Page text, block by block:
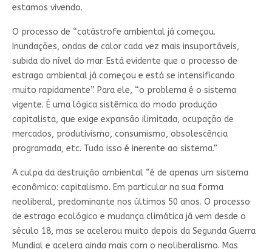
estamos vivendo.
O processo de “catástrofe ambiental já começou.
Inundações, ondas de calor cada vez mais insuportáveis,
subida do nível do mar. Está evidente que o processo de
estrago ambiental já começou e está se intensificando
muito rapidamente”. Para ele, “o problema é o sistema
vigente. É uma lógica sistêmica do modo produção
capitalista, que exige expansão ilimitada, ocupação de
mercados, produtivismo, consumismo, obsolescência
programada, etc. Tudo isso é inerente ao sistema.”
A culpa da destruição ambiental “é de apenas um sistema
econômico: capitalismo. Em particular na sua forma
neoliberal, predominante nos últimos 50 anos. O processo
de estrago ecológico e mudança climática já vem desde o
século 18, mas se acelerou muito depois da Segunda Guerra
Mundial e acelera ainda mais com o neoliberalismo. Mas